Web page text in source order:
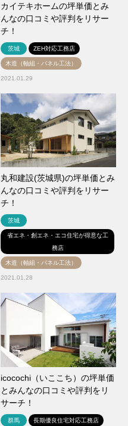
カイテキホームの坪単価とみ
んなの口コミや評判をリサー
チ！
茨城 ZEH対応工務店
木造（軸組・パネル工法）
2021.01.29
丸和建設(茨城県)の坪単価とみ
んなの口コミや評判をリサー
チ！
茨城
省エネ・創エネ・エコ住宅が得意な工
務店
木造（軸組・パネル工法）
2021.01.28
icocochi（いここち）の坪単価
とみんなの口コミや評判をリ
サーチ！
群馬 長期優良住宅対応工務店